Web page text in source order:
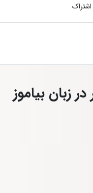
اشتراک
زبان بیاموز